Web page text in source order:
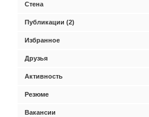
Стена
Публикации (2)
Избранное
Друзья
Активность
Резюме
Вакансии